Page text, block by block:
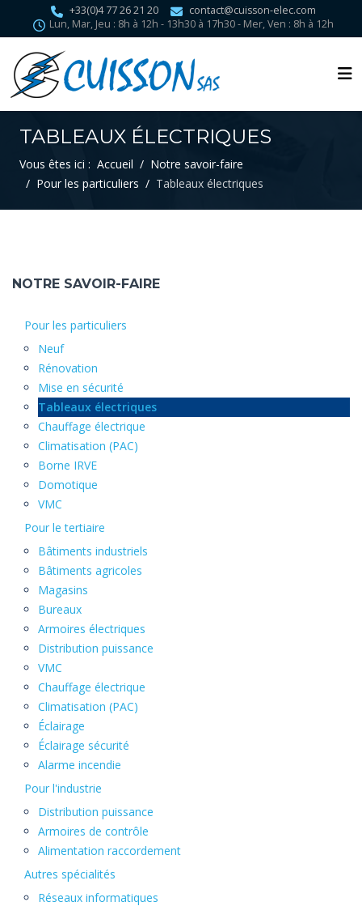
+33(0)4 77 26 21 20
contact@cuisson-elec.com
Lun, Mar, Jeu : 8h à 12h - 13h30 à 17h30 - Mer, Ven : 8h à 12h
TABLEAUX ÉLECTRIQUES
Vous êtes ici : Accueil
Notre savoir-faire
Pour les particuliers
Tableaux électriques
NOTRE SAVOIR-FAIRE
Pour les particuliers
Neuf
Rénovation
Mise en sécurité
Tableaux électriques
Chauffage électrique
Climatisation (PAC)
Borne IRVE
Domotique
VMC
Pour le tertiaire
Bâtiments industriels
Bâtiments agricoles
Magasins
Bureaux
Armoires électriques
Distribution puissance
VMC
Chauffage électrique
Climatisation (PAC)
Éclairage
Éclairage sécurité
Alarme incendie
Pour l'industrie
Distribution puissance
Armoires de contrôle
Alimentation raccordement
Autres spécialités
Réseaux informatiques